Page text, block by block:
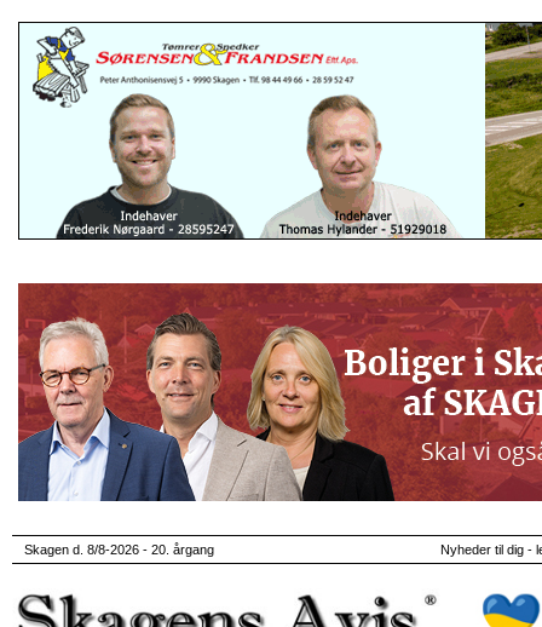
Skagen d. 8/8-2026 - 20. årgang Nyheder til dig -